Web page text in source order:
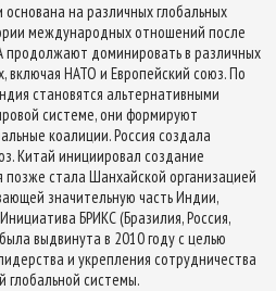
на различных глобальных
международных отношений после
доминировать в различных
включая НАТО и Европейский союз. По
становятся альтернативными
системе, они формируют
коалиции. Россия создала
Китай инициировал создание
позже стала Шанхайской организацией
значительную часть Индии,
БРИКС (Бразилия, Россия,
выдвинута в 2010 году с целью
и укрепления сотрудничества
системы.